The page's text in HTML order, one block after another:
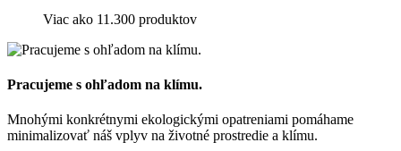
Viac ako 11.300 produktov
Pracujeme s ohľadom na klímu.
Mnohými konkrétnymi ekologickými opatreniami pomáhame
minimalizovať náš vplyv na životné prostredie a klímu.